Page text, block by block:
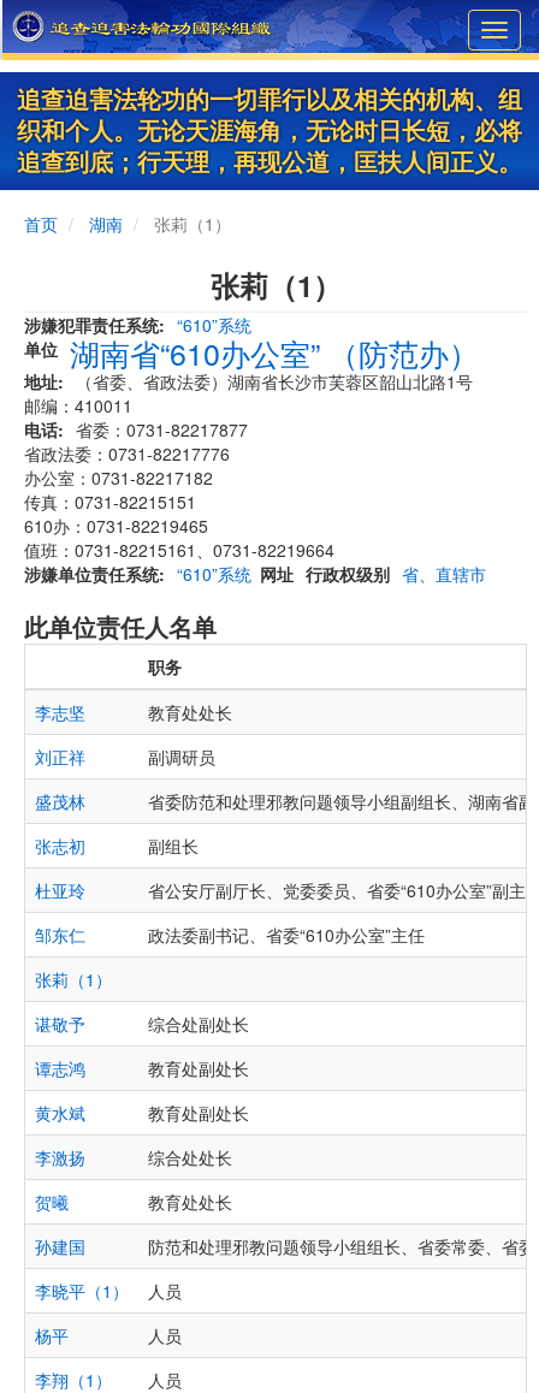
Skip
to
main
content
追查迫害法轮功的一切罪行以及相关的机构、组
织和个人。无论天涯海角，无论时日长短，必将
追查到底；行天理，再现公道，匡扶人间正义。
首页 湖南 张莉（1）
张莉（1）
涉嫌犯罪责任系统
“610”系统
单位 湖南省“610办公室” （防范办）
地址
（省委、省政法委）湖南省长沙市芙蓉区韶山北路1号
邮编：410011
电话
省委：0731-82217877
省政法委：0731-82217776
办公室：0731-82217182
传真：0731-82215151
610办：0731-82219465
值班：0731-82215161、0731-82219664
涉嫌单位责任系统
“610”系统 网址 行政权级别 省、直辖市
此单位责任人名单
职务
李志坚
教育处处长
刘正祥
副调研员
盛茂林
省委防范和处理邪教问题领导小组副组长、湖南省
张志初
副组长
杜亚玲
省公安厅副厅长、党委委员、省委“610办公室”副主
邹东仁
政法委副书记、省委“610办公室”主任
张莉（1）
谌敬予
综合处副处长
谭志鸿
教育处副处长
黄水斌
教育处副处长
李激扬
综合处处长
贺曦
教育处处长
孙建国
防范和处理邪教问题领导小组组长、省委常委、省
李晓平（1）
人员
杨平
人员
李翔（1）
人员